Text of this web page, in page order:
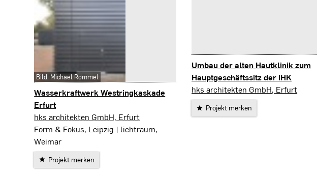
Wasserkraftwerk Westringkaskade
Erfurt
Erfurt
hks architekten GmbH, Erfurt
Form & Fokus, Leipzig | lichtraum,
Weimar
Projekt merken
Bild: Michael Rommel
Umbau der alten Hautklinik zum
Hauptgeschäftssitz der IHK
Erfurt
hks architekten GmbH, Erfurt
Projekt merken